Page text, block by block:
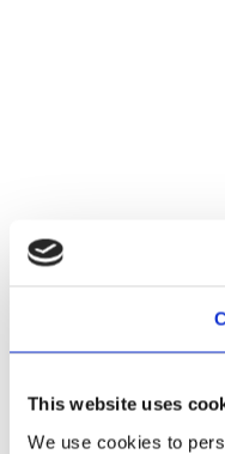
This website uses
We use cookies to